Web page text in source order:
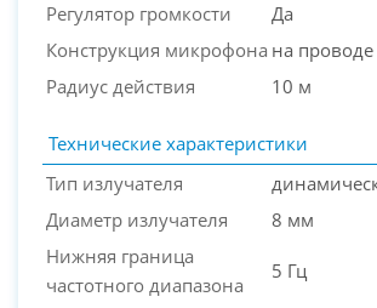
Регулятор громкости
Да
Конструкция микрофона на проводе
Радиус действия
10 м
Технические характеристики
Тип излучателя
Диаметр излучателя
8 мм
Нижняя граница
частотного диапазона
5 Гц